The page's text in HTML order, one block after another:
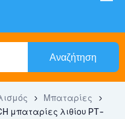
Αναζήτηση
Μπαταρίες
μπαταρίες λιθίου PT-